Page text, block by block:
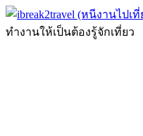
ทำงานให้เป็นต้องรู้จักเที่ยว